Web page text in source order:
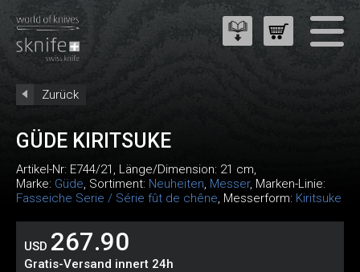
Zurück
GÜDE KIRITSUKE
Artikel-Nr: E744/21 , Länge/Dimension: 21 cm,
Marke: Güde, Sortiment: Neuheiten, Messer, Marken-Linie:
Fasseiche Serie / Série fût de chêne, Messerform: Kiritsuke
USD 267.90
Gratis-Versand innert 24h